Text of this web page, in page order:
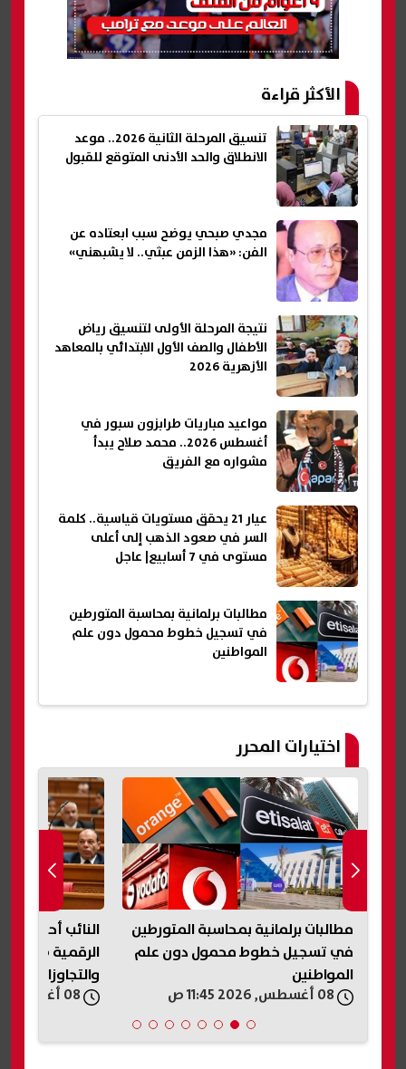
الأكثر قراءة
تنسيق المرحلة الثانية 2026.. موعد
الانطلاق والحد الأدنى المتوقع للقبول
مجدي صبحي يوضح سبب ابعتاده عن
الفن: «هذا الزمن عبثي.. لا يشبهني»
نتيجة المرحلة الأولى لتنسيق رياض
الأطفال والصف الأول الابتدائي بالمعاهد
الأزهرية 2026
مواعيد مباريات طرابزون سبور في
أغسطس 2026.. محمد صلاح يبدأ
مشواره مع الفريق
عيار 21 يحقق مستويات قياسية.. كلمة
السر في صعود الذهب إلى أعلى
مستوى في 7 أسابيع| عاجل
مطالبات برلمانية بمحاسبة المتورطين
في تسجيل خطوط محمول دون علم
المواطنين
اختيارات المحرر
مطالبات برلمانية بمحاسبة المتورطين
في تسجيل خطوط محمول دون علم
المواطنين
النائب أحمد
الرقمية ضرورة
والتجاوزات